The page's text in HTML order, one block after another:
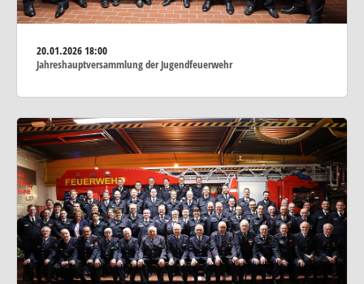
20.01.202618:00
Jahreshauptversammlung der Jugendfeuerwehr